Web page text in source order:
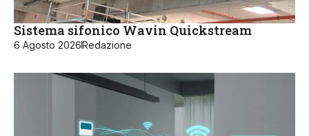
Sistema sifonico Wavin Quickstream
6 Agosto 2026Redazione